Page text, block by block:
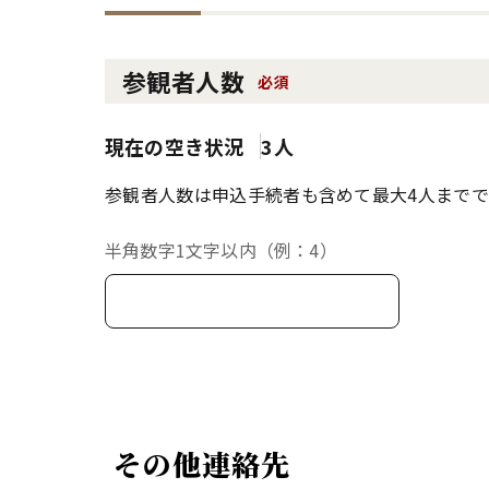
参観者人数 必須
現在の空き状況 3人
参観者人数は申込手続者も含めて最大4人まで
半角数字1文字以内（例：4）
その他連絡先